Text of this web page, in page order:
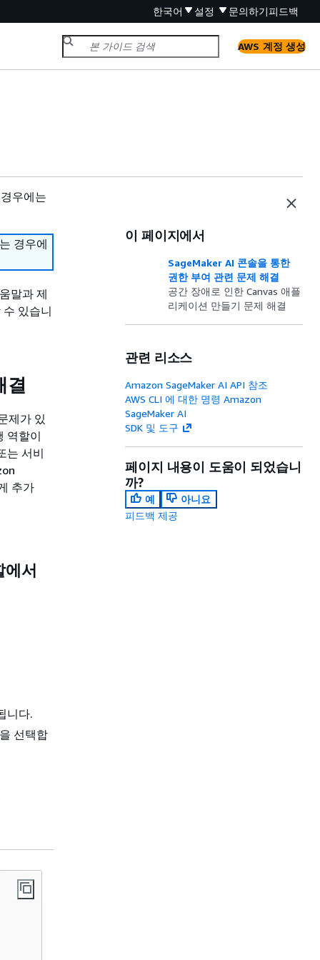
한국어 설정 문의하기피드백
AWS 계정 생성
우에는
경우에
말과 제
있습니
결
제가 있
역할이
는 서비
추가
에서
니다.
선택합
이 페이지에서
SageMaker AI 콘솔을 통한
권한 부여 관련 문제 해결
공간 장애로 인한 Canvas 애플
리케이션 만들기 문제 해결
관련 리소스
Amazon SageMaker AI API 참조
AWS CLI 에 대한 명령 Amazon
SageMaker AI
SDK 및 도구
페이지 내용이 도움이 되었습니
까?
예
아니요
피드백 제공